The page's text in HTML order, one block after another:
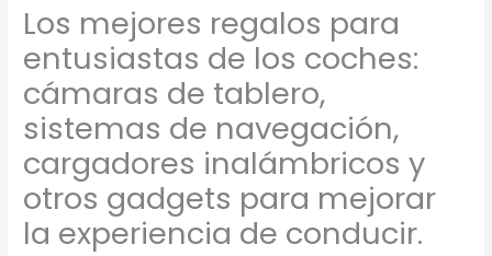
Los mejores regalos para
entusiastas de los coches:
cámaras de tablero,
sistemas de navegación,
cargadores inalámbricos y
otros gadgets para mejorar
la experiencia de conducir.